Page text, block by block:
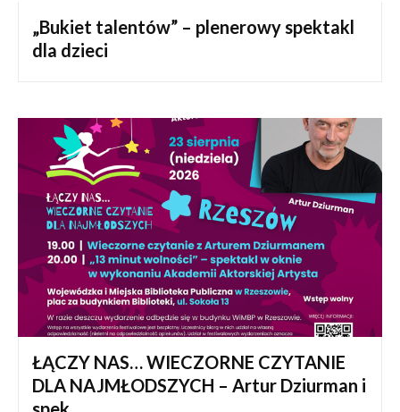
„Bukiet talentów” – plenerowy spektakl
dla dzieci
ŁĄCZY NAS… WIECZORNE CZYTANIE
DLA NAJMŁODSZYCH – Artur Dziurman i